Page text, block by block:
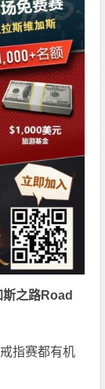
之路Road
指赛都有机